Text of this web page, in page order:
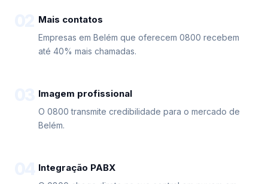
Mais contatos
Empresas em Belém que oferecem 0800 recebem
até 40% mais chamadas.
Imagem profissional
O 0800 transmite credibilidade para o mercado de
Belém.
Integração PABX